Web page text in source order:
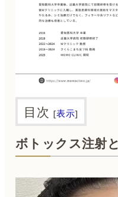
目次 [表示]
ボトックス注射